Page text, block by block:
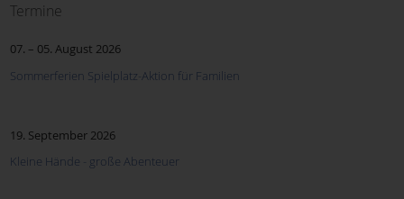
Termine
07. – 05. August 2026
Sommerferien Spielplatz-Aktion für Familien
19. September 2026
Kleine Hände - große Abenteuer